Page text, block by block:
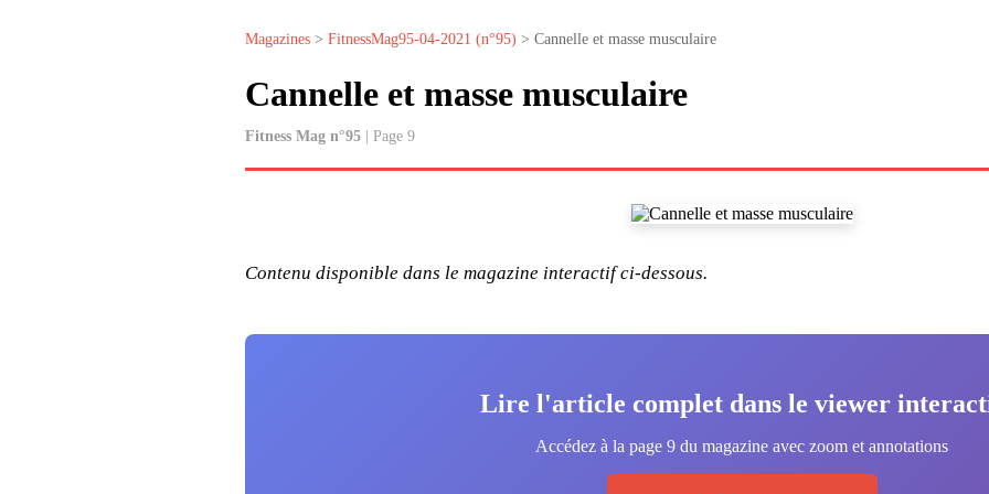
Magazines > FitnessMag95-04-2021 (n°95) > Cannelle et masse musculaire
Cannelle et masse musculaire
Fitness Mag n°95 | Page 9
Contenu disponible dans le magazine interactif ci-dessous.
Lire l'article complet dans le viewer
Accédez à la page 9 du magazine avec zoom et annotations